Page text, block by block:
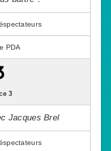
3
Jacques Brel